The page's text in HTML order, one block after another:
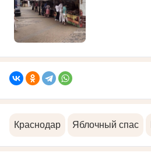
Краснодар Яблочный спас